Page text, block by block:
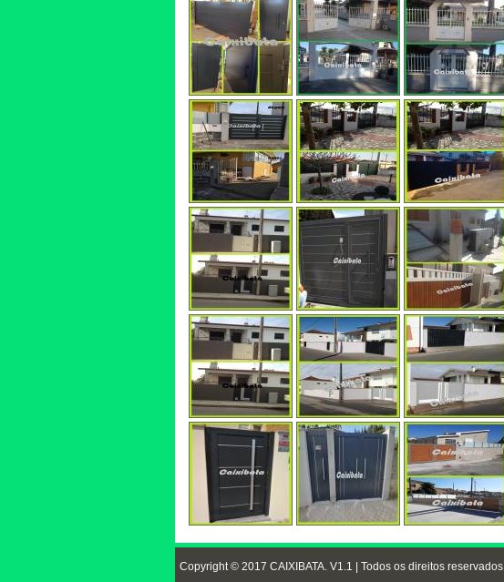
Copyright © 2017 CAIXIBATA. V1.1 | Todos os direitos reservados.